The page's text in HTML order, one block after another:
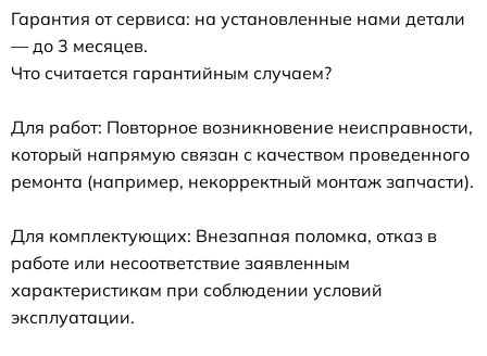
Гарантия от сервиса: на установленные нами детали
— до 3 месяцев.
Что считается гарантийным случаем?
Для работ: Повторное возникновение неисправности,
который напрямую связан с качеством проведенного
ремонта (например, некорректный монтаж запчасти).
Для комплектующих: Внезапная поломка, отказ в
работе или несоответствие заявленным
характеристикам при соблюдении условий
эксплуатации.